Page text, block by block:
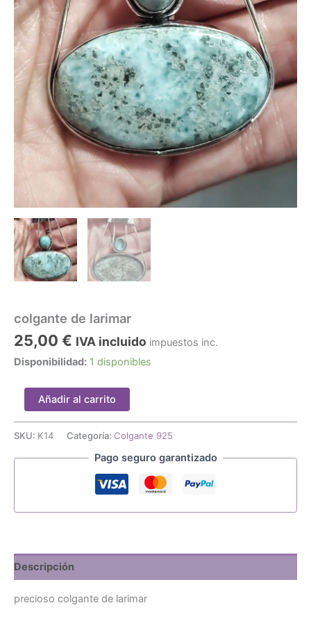
colgante de larimar
25,00 € IVA incluido impuestos inc.
Disponibilidad: 1 disponibles
colgante
de
larimar
cantidad
Añadir al carrito
SKU: K14 Categoría: Colgante 925
Pago seguro garantizado
Descripción
precioso colgante de larimar